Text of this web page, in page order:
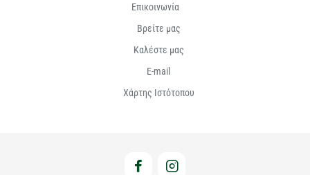
Επικοινωνία
Βρείτε μας
Καλέστε μας
E-mail
Χάρτης Ιστότοπου